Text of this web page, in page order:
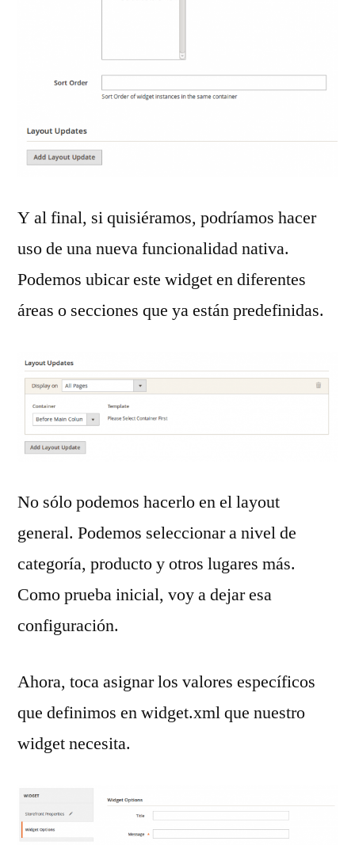
Y al final, si quisiéramos, podríamos hacer
uso de una nueva funcionalidad nativa.
Podemos ubicar este widget en diferentes
áreas o secciones que ya están predefinidas.
No sólo podemos hacerlo en el layout
general. Podemos seleccionar a nivel de
categoría, producto y otros lugares más.
Como prueba inicial, voy a dejar esa
configuración.
Ahora, toca asignar los valores específicos
que definimos en widget.xml que nuestro
widget necesita.